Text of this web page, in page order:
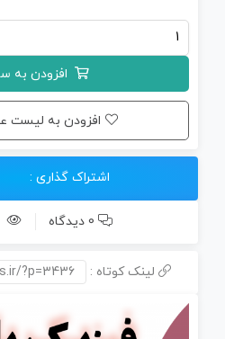
جزوه
کامل
یازدهم
فنری)
افزودن به
افزودن به لیست
اشتراک گذاری :
0 دیدگاه
لینک کوتاه : ?p=3436